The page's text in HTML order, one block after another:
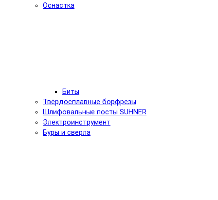
Оснастка
Биты
Твёрдосплавные борфрезы
Шлифовальные посты SUHNER
Электроинструмент
Буры и сверла